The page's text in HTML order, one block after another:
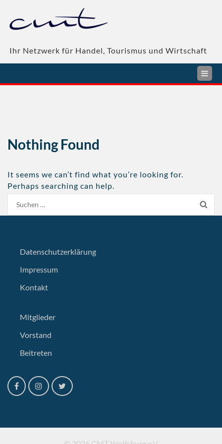
content
Ihr Netzwerk für Handel, Tourismus und Wirtschaft
Nothing Found
It seems we can’t find what you’re looking for.
Perhaps searching can help.
Suche
nach:
Datenschutzerklärung
Impressum
Kontakt
Mitglieder
Vorstand
Beitreten